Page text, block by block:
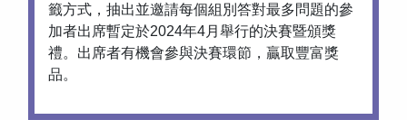
籤方式，抽出並邀請每個組別答對最多問題的參
加者出席暫定於2024年4月舉行的決賽暨頒獎
禮。出席者有機會參與決賽環節，贏取豐富獎
品。